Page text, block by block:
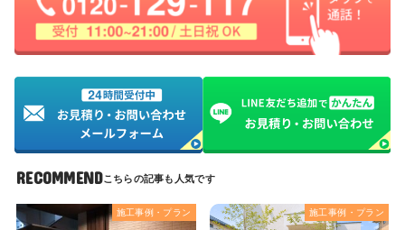
RECOMMEND
施工事例・プラン 施工事例・プラン